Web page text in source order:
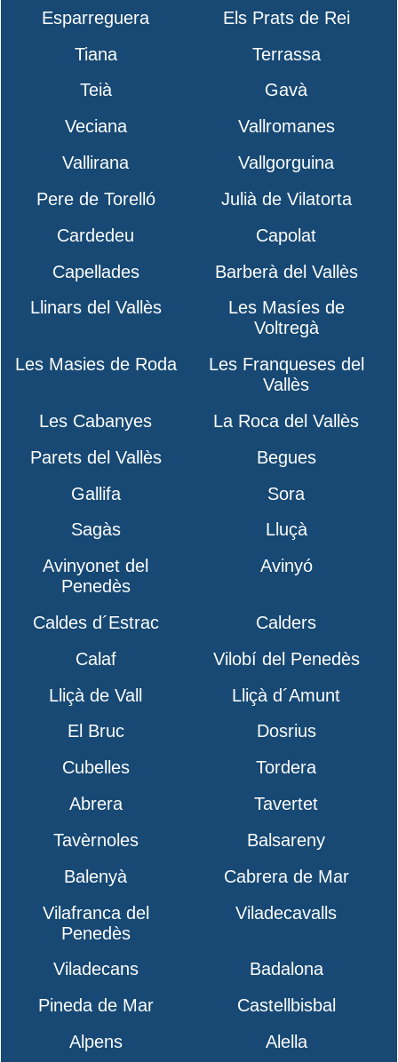
Esparreguera
Els Prats de Rei
Tiana
Terrassa
Teià
Gavà
Veciana
Vallromanes
Vallirana
Vallgorguina
Pere de Torelló
Julià de Vilatorta
Cardedeu
Capolat
Capellades
Barberà del Vallès
Llinars del Vallès
Les Masíes de
Voltregà
Les Masies de Roda
Les Franqueses del
Vallès
Les Cabanyes
La Roca del Vallès
Parets del Vallès
Begues
Gallifa
Sora
Sagàs
Lluçà
Avinyonet del
Penedès
Avinyó
Caldes d´Estrac
Calders
Calaf
Vilobí del Penedès
Lliçà de Vall
Lliçà d´Amunt
El Bruc
Dosrius
Cubelles
Tordera
Abrera
Tavertet
Tavèrnoles
Balsareny
Balenyà
Cabrera de Mar
Vilafranca del
Penedès
Viladecavalls
Viladecans
Badalona
Pineda de Mar
Castellbisbal
Alpens
Alella